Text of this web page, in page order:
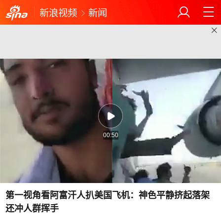
新浪视频 新闻
00:50
第一视角看阿富汗人扒美国飞机：神色平静挤起落架
还冲人群挥手